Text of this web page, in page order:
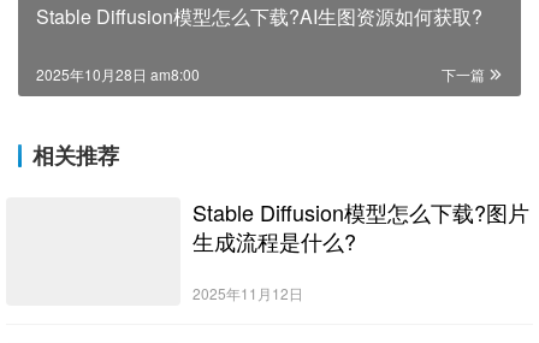
Stable Diffusion模型怎么下载?AI生图资源如何获取?
下一篇
2025年10月28日 am8:00
相关推荐
Stable Diffusion模型怎么下载?图片
生成流程是什么?
2025年11月12日